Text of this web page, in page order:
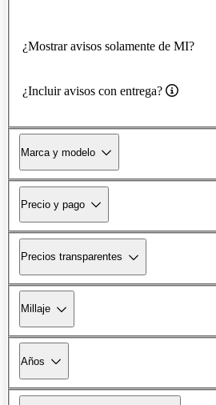
¿Mostrar avisos solamente de MI?
¿Incluir avisos con entrega?
Marca y modelo
Precio y pago
Precios transparentes
Millaje
Años